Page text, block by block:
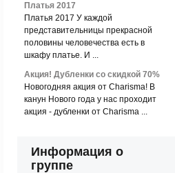
Платья 2017
Платья 2017 У каждой
представительницы прекрасной
половины человечества есть в
шкафу платье. И ...
Акция! Дубленки со скидкой 70%
Новогодняя акция от Charisma! В
канун Нового года у нас проходит
акция - дубленки от Charisma ...
Информация о
группе